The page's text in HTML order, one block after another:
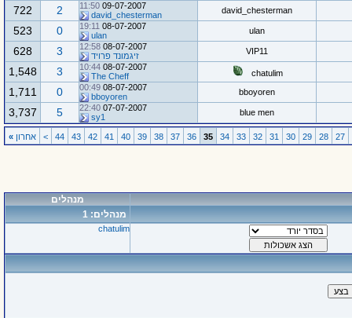
david_chesterman
09-07-2007
11:50
david_chesterman
2
722
ulan
08-07-2007
19:11
ulan
0
523
VIP11
08-07-2007
12:58
זיגמונד פרויד
3
628
chatulim
08-07-2007
10:44
The Cheff
3
1,548
bboyoren
08-07-2007
00:49
bboyoren
0
1,711
blue men
07-07-2007
22:40
sy1
5
3,737
27
28
29
30
31
32
33
34
35
36
37
38
39
40
41
42
43
44
> אחרון »
מנהלים
מנהלים: 1
chatulim